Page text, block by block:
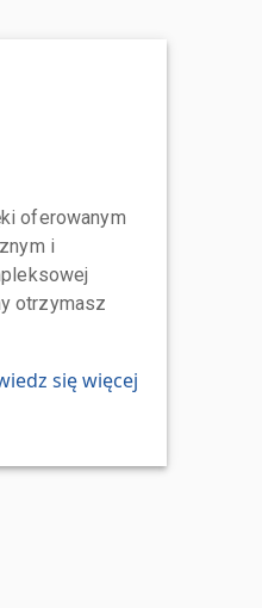
oferowanym
i
otrzymasz
się więcej